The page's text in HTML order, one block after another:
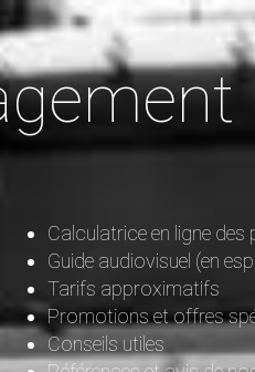
Calculatrice en ligne des
Guide audiovisuel (en
Tarifs approximatifs
Promotions et offres
Conseils utiles